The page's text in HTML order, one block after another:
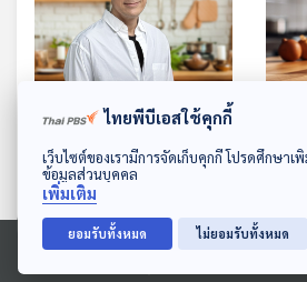
ดาวน์โหลด Thai PBS Podcast Application
Ⓒ 2020 องค์การกระจายเสียงและแพร่ภาพสาธารณะแห่งประเทศ
“สุขภาพดี เริ่มต้นที่ครัวใน
บ้าน” กับเชฟพล ตัณฑส
เถียร
เรื่องเล่าข้างเตาถ่าน
เสน่
เรื่อง
ไทยพีบีเอสใช้คุกกี้
เว็บไซต์ของเรามีการจัดเก็บคุกกี้ โปรดศึกษา
ข้อมูลส่วนบุคคล
เพิ่มเติม
ยอมรับทั้งหมด ไม่ยอมรับทั้งหมด